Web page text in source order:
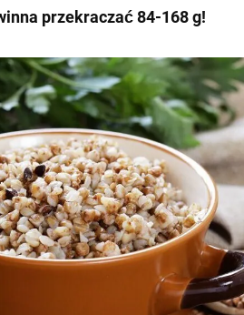
przekraczać 84-168 g!